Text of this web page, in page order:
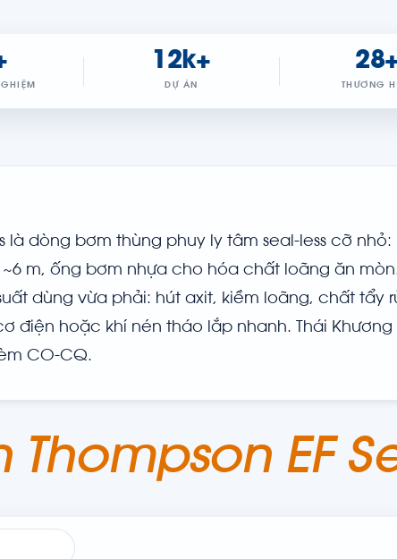
12k+
DỰ ÁN THƯƠNG
là dòng bơm thùng phuy ly tâm seal-less cỡ
m, ống bơm nhựa cho hóa chất loãng ăn
dùng vừa phải: hút axit, kiềm loãng, chất tẩy
điện hoặc khí nén tháo lắp nhanh. Thái Khương
CO-CQ.
Thompson EF